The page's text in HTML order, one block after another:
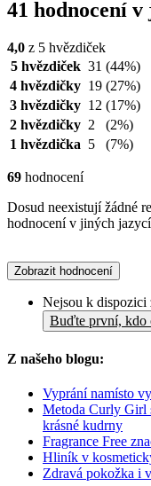
41 hodnocení
4,0 z 5 hvězdiček
5 hvězdiček 31 (44%)
4 hvězdičky 19 (27%)
3 hvězdičky 12 (17%)
2 hvězdičky 2
(2%)
1 hvězdička 5 (7%)
69 hodnocení
Dosud neexistují žádné
hodnocení v jiných
Zobrazit hodnocení
Nejsou k dispozici
Buďte první, kdo
Z našeho blogu:
Vyprání namísto
Metoda Curly Girl
krásné kudrny
Fragrance Free
Hliník v
Zdravá pokožka i